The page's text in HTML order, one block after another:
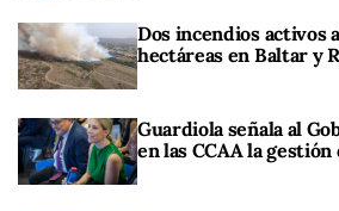
Dos incendios activos
hectáreas en Baltar y
Guardiola señala al
en las CCAA la gestión